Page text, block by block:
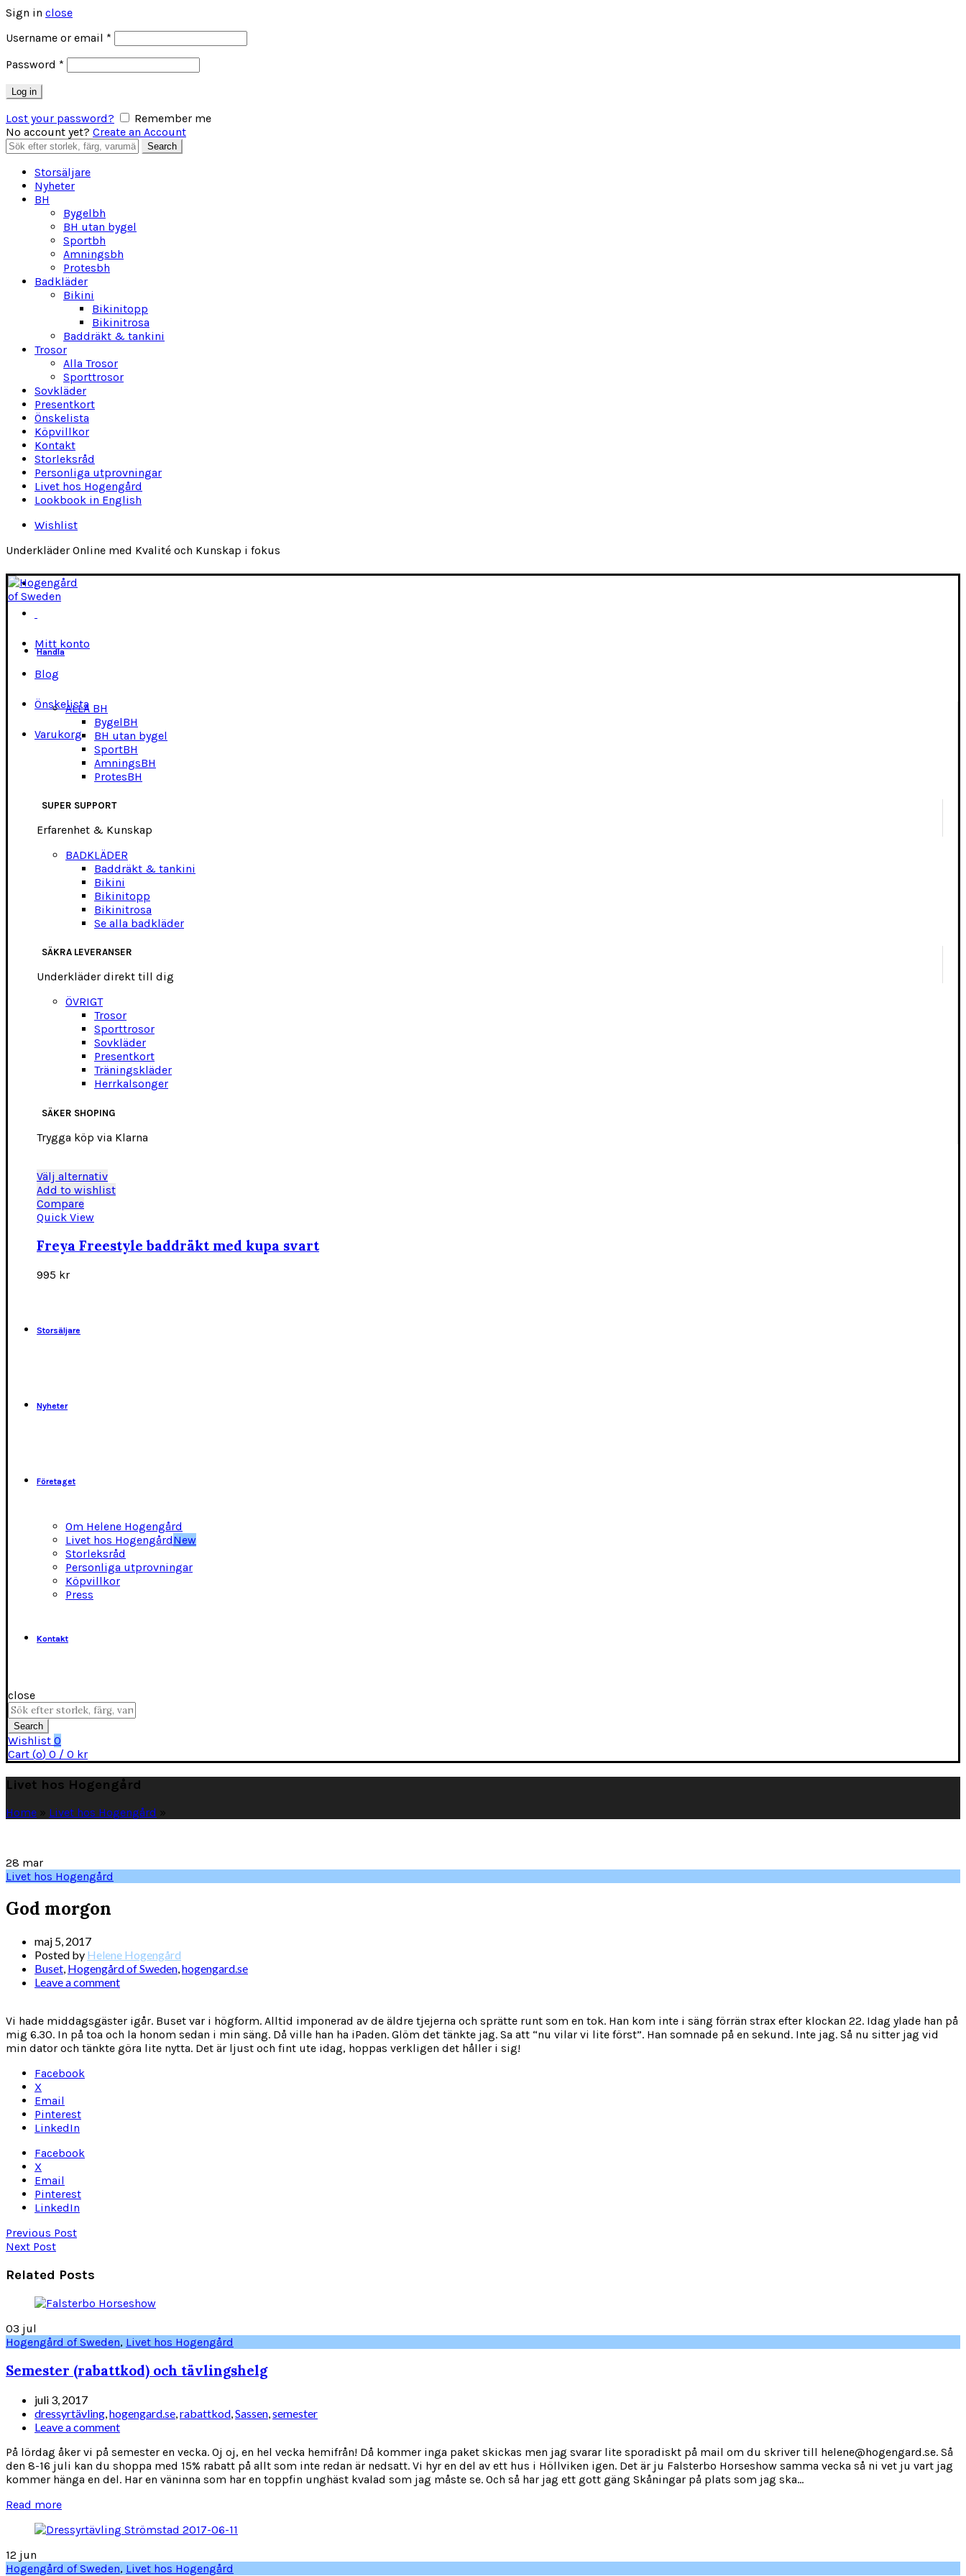
Sign in close
Username or email *
Password *
Log in
Lost your password?
Remember me
No account yet? Create an Account
Search
for:
Search
Storsäljare
Nyheter
BH
Bygelbh
BH utan bygel
Sportbh
Amningsbh
Protesbh
Badkläder
Bikini
Bikinitopp
Bikinitrosa
Baddräkt & tankini
Trosor
Alla Trosor
Sporttrosor
Sovkläder
Presentkort
Önskelista
Köpvillkor
Kontakt
Storleksråd
Personliga utprovningar
Livet hos Hogengård
Lookbook in English
Wishlist
Underkläder Online med Kvalité och Kunskap i fokus
Mitt konto
Blog
Önskelista
Varukorg
Handla
ALLA BH
BygelBH
BH utan bygel
SportBH
AmningsBH
ProtesBH
SUPER SUPPORT
Erfarenhet & Kunskap
BADKLÄDER
Baddräkt & tankini
Bikini
Bikinitopp
Bikinitrosa
Se alla badkläder
SÄKRA LEVERANSER
Underkläder direkt till dig
ÖVRIGT
Trosor
Sporttrosor
Sovkläder
Presentkort
Träningskläder
Herrkalsonger
SÄKER SHOPING
Trygga köp via Klarna
Välj alternativDen
här
varianter.
Add to wishlist
Compare
Quick View
Freya Freestyle baddräkt med kupa svart
995 kr
Storsäljare
Nyheter
Företaget
Om Helene Hogengård
Livet hos HogengårdNew
Storleksråd
Personliga utprovningar
Köpvillkor
Press
Kontakt
close
Search
for:
Search
Wishlist 0
Cart (o) 0 / 0 kr
Livet hos Hogengård
Home » Livet hos Hogengård »
28 mar
Livet hos Hogengård
God morgon
maj 5, 2017
Posted by Helene Hogengård
Buset, Hogengård of Sweden,hogengard.se
Leave a comment
Vi hade middagsgäster igår. Buset var i högform. Alltid imponerad av de äldre tjejerna och sprätte runt som en tok. Han kom inte i säng förrän strax efter klockan 22. Idag ylade han på
mig 6.30. In på toa och la honom sedan i min säng. Då ville han ha iPaden. Glöm det tänkte jag. Sa att “nu vilar vi lite först”. Han somnade på en sekund. Inte jag. Så nu sitter jag vid
min dator och tänkte göra lite nytta. Det är ljust och fint ute idag, hoppas verkligen det håller i sig!
Facebook
X
Email
Pinterest
LinkedIn
Facebook
X
Email
Pinterest
LinkedIn
Previous Post
Next Post
Related Posts
03 jul
Hogengård of Sweden, Livet hos Hogengård
Semester (rabattkod) och tävlingshelg
juli 3, 2017
dressyrtävling,hogengard.se,rabattkod,Sassen,semester
Leave a comment
På lördag åker vi på semester en vecka. Oj oj, en hel vecka hemifrån! Då kommer inga paket skickas men jag svarar lite sporadiskt på mail om du skriver till helene@hogengard.se. Så
den 8-16 juli kan du shoppa med 15% rabatt på allt som inte redan är nedsatt. Vi hyr en del av ett hus i Höllviken igen. Det är ju Falsterbo Horseshow samma vecka så ni vet ju vart jag
kommer hänga en del. Har en väninna som har en toppfin unghäst kvalad som jag måste se. Och så har jag ett gott gäng Skåningar på plats som jag ska...
Read more
12 jun
Hogengård of Sweden, Livet hos Hogengård